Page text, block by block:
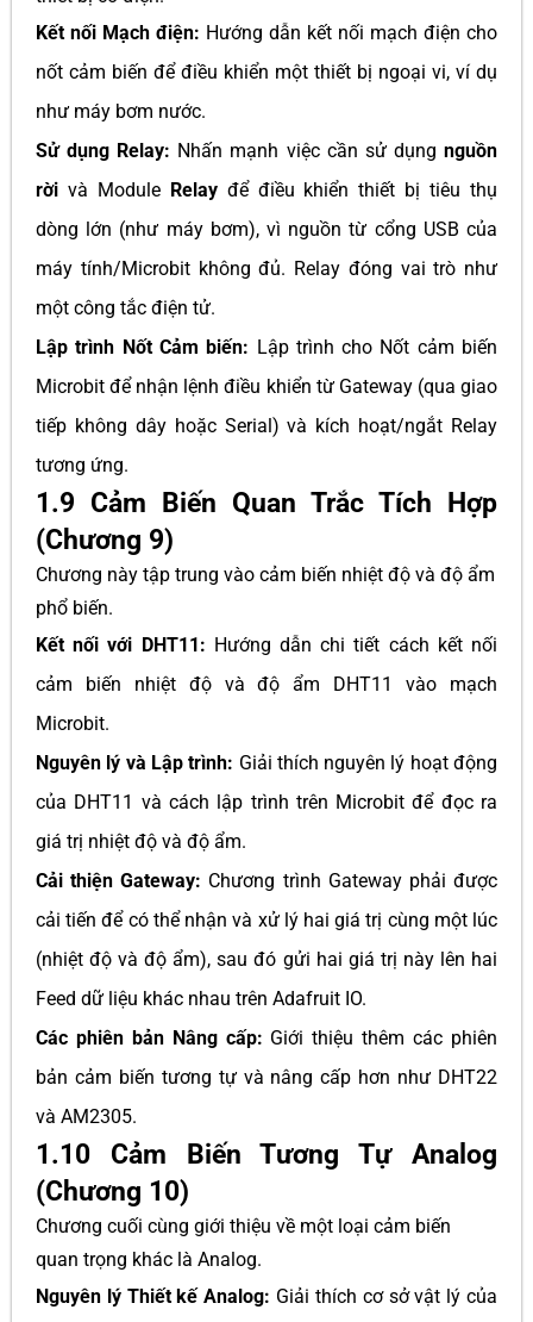
Kết nối Mạch điện: Hướng dẫn kết nối mạch điện cho
nốt cảm biến để điều khiển một thiết bị ngoại vi, ví dụ
như máy bơm nước.
Sử dụng Relay: Nhấn mạnh việc cần sử dụngnguồn
rời và Module Relayđể điều khiển thiết bị tiêu thụ
dòng lớn (như máy bơm), vì nguồn từ cổng USB của
máy tính/Microbit không đủ. Relay đóng vai trò như
một công tắc điện tử.
Lập trình Nốt Cảm biến: Lập trình cho Nốt cảm biến
Microbit để nhận lệnh điều khiển từ Gateway (qua giao
tiếp không dây hoặc Serial) và kích hoạt/ngắt Relay
tương ứng.
1.9 Cảm Biến Quan Trắc Tích Hợp
(Chương 9)
Chương này tập trung vào cảm biến nhiệt độ và độ ẩm
phổ biến.
Kết nối với DHT11: Hướng dẫn chi tiết cách kết nối
cảm biến nhiệt độ và độ ẩm DHT11 vào mạch
Microbit.
Nguyên lý và Lập trình: Giải thích nguyên lý hoạt động
của DHT11 và cách lập trình trên Microbit để đọc ra
giá trị nhiệt độ và độ ẩm.
Cải thiện Gateway: Chương trình Gateway phải được
cải tiến để có thể nhận và xử lý hai giá trị cùng một lúc
(nhiệt độ và độ ẩm), sau đó gửi hai giá trị này lên hai
Feed dữ liệu khác nhau trên Adafruit IO.
Các phiên bản Nâng cấp: Giới thiệu thêm các phiên
bản cảm biến tương tự và nâng cấp hơn như DHT22
và AM2305.
1.10 Cảm Biến Tương Tự Analog
(Chương 10)
Chương cuối cùng giới thiệu về một loại cảm biến
quan trọng khác là Analog.
Nguyên lý Thiết kế Analog: Giải thích cơ sở vật lý của